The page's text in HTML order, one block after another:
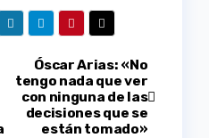
Óscar Arias: «No
tengo nada que ver
con ninguna de las
decisiones que se
están tomado»